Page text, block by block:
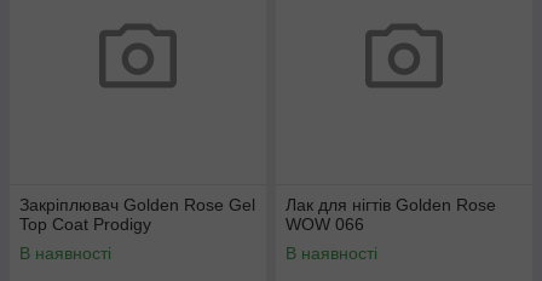
Закріплювач Golden Rose Gel
Top Coat Prodigy
В наявності
Лак для нігтів Golden Rose
WOW 066
В наявності